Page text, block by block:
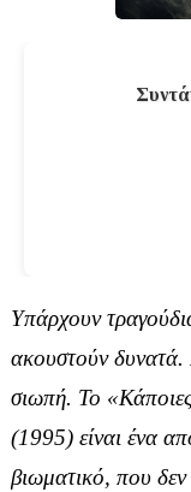
Υπάρχουν
ακουστούν δυνατά.
σιωπή. Το
(1995) είναι ένα
βιωματικό, που